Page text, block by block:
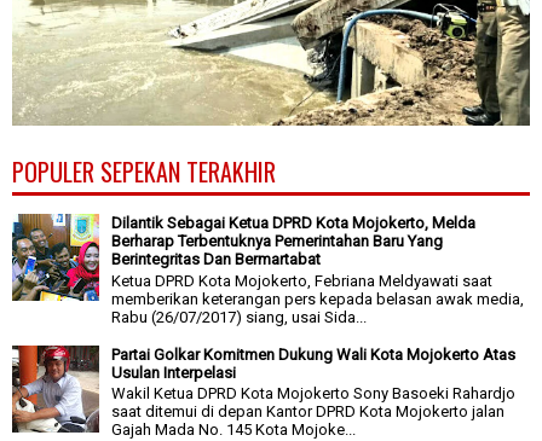
POPULER SEPEKAN TERAKHIR
Dilantik Sebagai Ketua DPRD Kota Mojokerto, Melda
Berharap Terbentuknya Pemerintahan Baru Yang
Berintegritas Dan Bermartabat
Ketua DPRD Kota Mojokerto, Febriana Meldyawati saat
memberikan keterangan pers kepada belasan awak media,
Rabu (26/07/2017) siang, usai Sida...
Partai Golkar Komitmen Dukung Wali Kota Mojokerto Atas
Usulan Interpelasi
Wakil Ketua DPRD Kota Mojokerto Sony Basoeki Rahardjo
saat ditemui di depan Kantor DPRD Kota Mojokerto jalan
Gajah Mada No. 145 Kota Mojoke...